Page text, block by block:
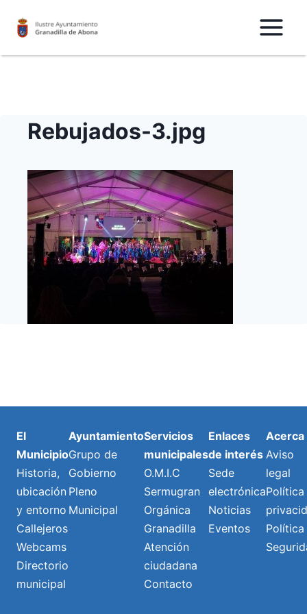
Rebujados-3.jpg
El
Municipio
Historia,
ubicación
y entorno
Callejeros
Webcams
Directorio
municipal
Ayuntamiento
Grupo de
Gobierno
Pleno
Municipal
Servicios
municipales
O.M.I.C
Sermugran
Orgánica
Granadilla
Atención
ciudadana
Contacto
Enlaces
de interés
Sede
electrónica
Noticias
Eventos
Acerca
Aviso
legal
Política
Política